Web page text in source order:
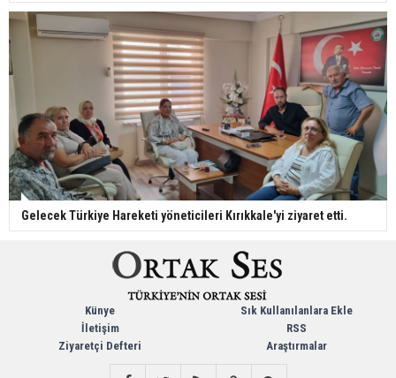
Gelecek Türkiye Hareketi yöneticileri Kırıkkale'yi ziyaret etti.
Künye
İletişim
Ziyaretçi Defteri
Sık Kullanılanlara Ekle
RSS
Araştırmalar